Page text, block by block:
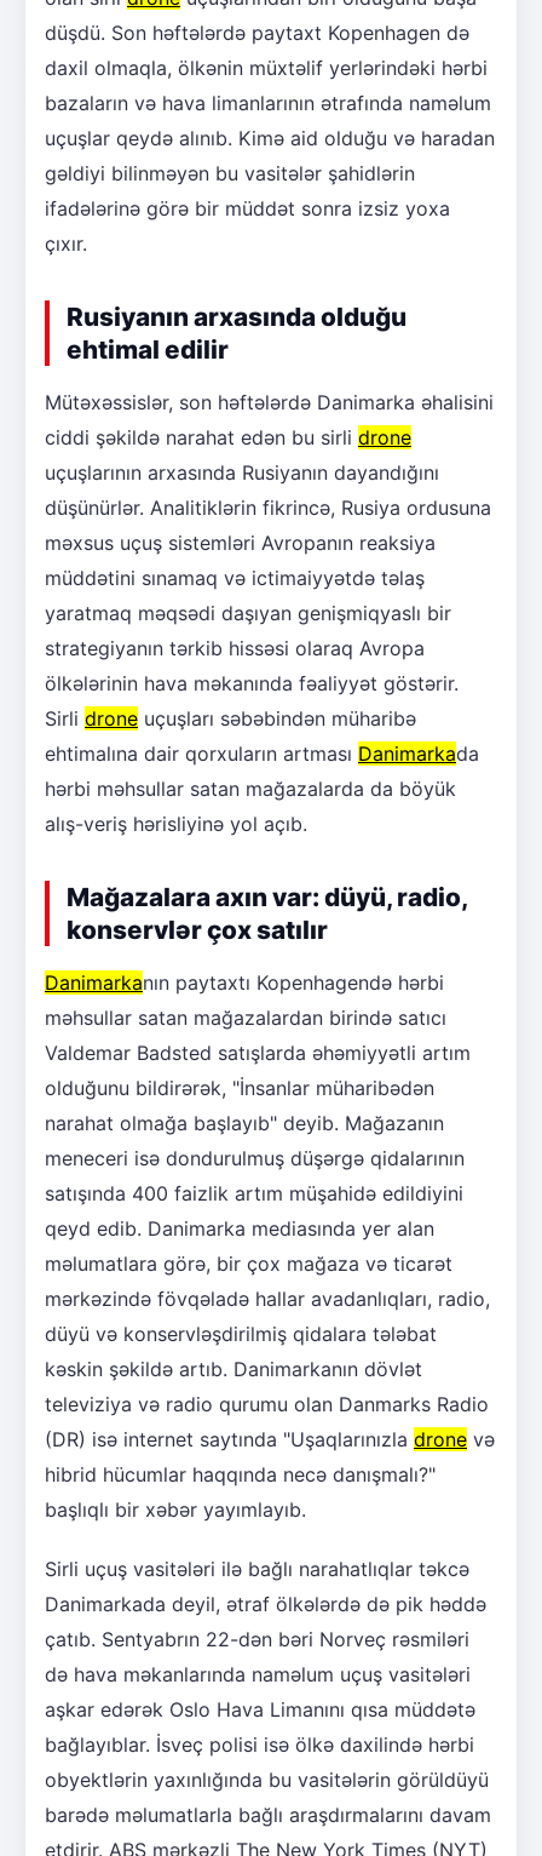
düşdü. Son həftələrdə paytaxt Kopenhagen də
daxil olmaqla, ölkənin müxtəlif yerlərindəki hərbi
bazaların və hava limanlarının ətrafında naməlum
uçuşlar qeydə alınıb. Kimə aid olduğu və haradan
gəldiyi bilinməyən bu vasitələr şahidlərin
ifadələrinə görə bir müddət sonra izsiz yoxa
çıxır.
Rusiyanın arxasında olduğu
ehtimal edilir
Mütəxəssislər, son həftələrdə Danimarka əhalisini
ciddi şəkildə narahat edən bu sirli drone
uçuşlarının arxasında Rusiyanın dayandığını
düşünürlər. Analitiklərin fikrincə, Rusiya ordusuna
məxsus uçuş sistemləri Avropanın reaksiya
müddətini sınamaq və ictimaiyyətdə təlaş
yaratmaq məqsədi daşıyan genişmiqyaslı bir
strategiyanın tərkib hissəsi olaraq Avropa
ölkələrinin hava məkanında fəaliyyət göstərir.
Sirli drone uçuşları səbəbindən müharibə
ehtimalına dair qorxuların artması Danimarkada
hərbi məhsullar satan mağazalarda da böyük
alış-veriş hərisliyinə yol açıb.
Mağazalara axın var: düyü, radio,
konservlər çox satılır
Danimarkanın paytaxtı Kopenhagendə hərbi
məhsullar satan mağazalardan birində satıcı
Valdemar Badsted satışlarda əhəmiyyətli artım
olduğunu bildirərək, "İnsanlar müharibədən
narahat olmağa başlayıb" deyib. Mağazanın
meneceri isə dondurulmuş düşərgə qidalarının
satışında 400 faizlik artım müşahidə edildiyini
qeyd edib. Danimarka mediasında yer alan
məlumatlara görə, bir çox mağaza və ticarət
mərkəzində fövqəladə hallar avadanlıqları, radio,
düyü və konservləşdirilmiş qidalara tələbat
kəskin şəkildə artıb. Danimarkanın dövlət
televiziya və radio qurumu olan Danmarks Radio
(DR) isə internet saytında "Uşaqlarınızla drone və
hibrid hücumlar haqqında necə danışmalı?"
başlıqlı bir xəbər yayımlayıb.
Sirli uçuş vasitələri ilə bağlı narahatlıqlar təkcə
Danimarkada deyil, ətraf ölkələrdə də pik həddə
çatıb. Sentyabrın 22-dən bəri Norveç rəsmiləri
də hava məkanlarında naməlum uçuş vasitələri
aşkar edərək Oslo Hava Limanını qısa müddətə
bağlayıblar. İsveç polisi isə ölkə daxilində hərbi
obyektlərin yaxınlığında bu vasitələrin görüldüyü
barədə məlumatlarla bağlı araşdırmalarını davam
etdirir. ABŞ mərkəzli The New York Times (NYT)